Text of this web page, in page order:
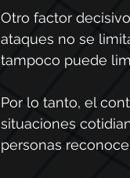
Otro factor
ataques no se
tampoco puede
Por lo tanto, el
situaciones
personas